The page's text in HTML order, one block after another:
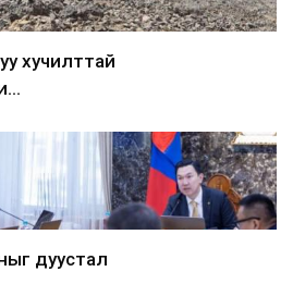
хучилттай
дуустал